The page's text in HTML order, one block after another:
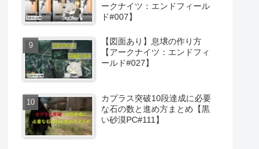
ークナイツ：エンドフィール
ド#007】
【図面あり】息壌の作り方
【アークナイツ：エンドフィ
ールド#027】
カプラス突破10段達成に必要
な石の数と進め方まとめ【黒
い砂漠PC#111】